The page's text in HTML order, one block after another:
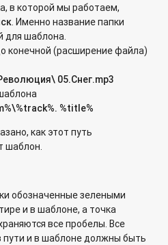
в которой мы работаем,
. Именно название папки
для шаблона.
конечной (расширение файла)
05.Снег.mp3
%title%
как этот путь
шаблон.
обозначенные зелеными
и в шаблоне, а точка
все пробелы. Все
пути и в шаблоне должны быть